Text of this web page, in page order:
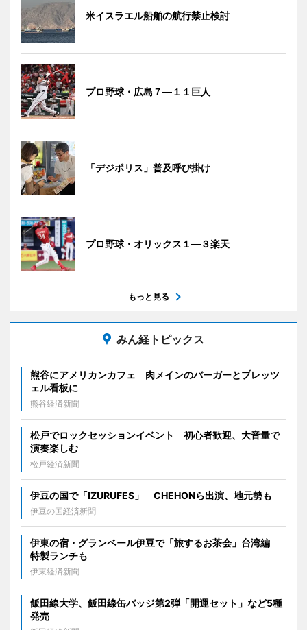
米イスラエル船舶の航行禁止検討
プロ野球・広島７―１１巨人
「デジポリス」普及呼び掛け
プロ野球・オリックス１―３楽天
もっと見る
みん経トピックス
熊谷にアメリカンカフェ 肉メインのバーガーとプレッツ
ェル看板に
熊谷経済新聞
松戸でロックセッションイベント 初心者歓迎、大音量で
演奏楽しむ
松戸経済新聞
伊豆の国で「IZURUFES」 CHEHONら出演、地元勢も
伊豆の国経済新聞
伊東の宿・グランベール伊豆で「旅するお茶会」台湾編
特製ランチも
伊東経済新聞
飯田線大学、飯田線缶バッジ第2弾「開運セット」など5種
発売